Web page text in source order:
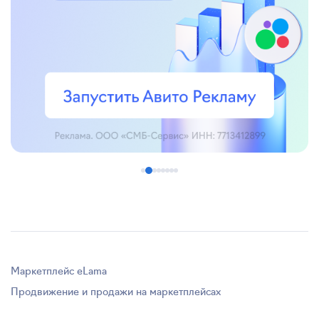
Маркетплейс eLama
Продвижение и продажи на маркетплейсах